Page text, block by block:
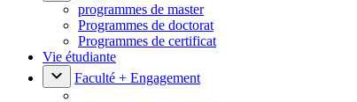
programmes de master
Programmes de doctorat
Programmes de certificat
Vie étudiante
Faculté + Engagement